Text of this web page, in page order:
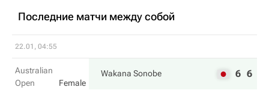
Последние матчи между собой
22.01, 04:55
Australian
Open
Female
Wakana Sonobe 6 6